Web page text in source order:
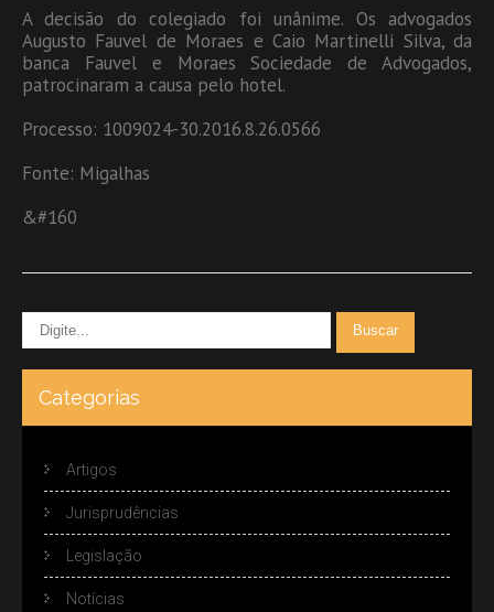
A decisão do colegiado foi unânime. Os advogados
Augusto Fauvel de Moraes e Caio Martinelli Silva, da
banca Fauvel e Moraes Sociedade de Advogados,
patrocinaram a causa pelo hotel.
Processo: 1009024-30.2016.8.26.0566
Fonte: Migalhas
&#160
Categorias
Artigos
Jurisprudências
Legislação
Notícias